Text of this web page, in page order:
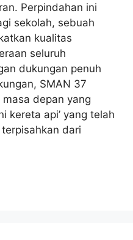
Perpindahan ini
sekolah, sebuah
kualitas
seluruh
dukungan penuh
SMAN 37
depan yang
kereta api’ yang telah
dari